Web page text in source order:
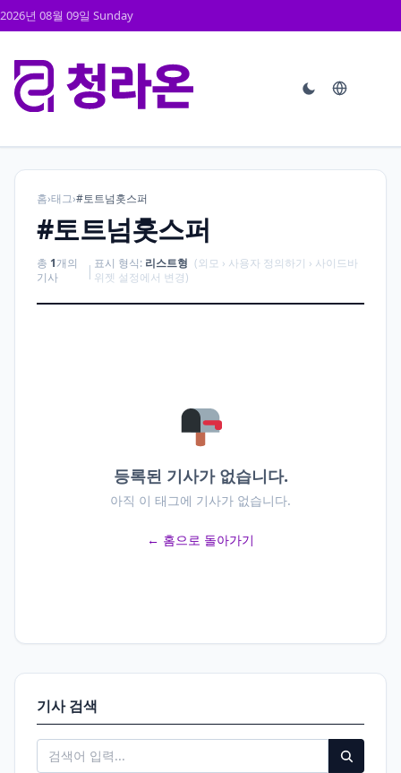
2026년 08월 09일 Sunday
홈›태그›#토트넘홋스퍼
#토트넘홋스퍼
총 1개의
기사
| 표시 형식: 리스트형 (외모 › 사용자 정의하기 › 사이드바
위젯 설정에서 변경)
등록된 기사가 없습니다.
아직 이 태그에 기사가 없습니다.
← 홈으로 돌아가기
기사 검색